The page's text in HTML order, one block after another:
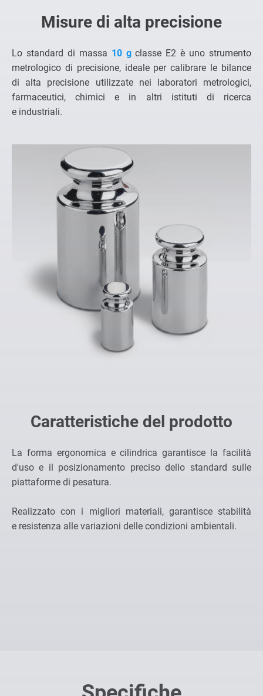
Misure di alta precisione
Lo standard di massa 10 gclasse E2 è uno strumento
metrologico di precisione, ideale per calibrare le bilance
di alta precisione utilizzate nei laboratori metrologici,
farmaceutici, chimici e in altri istituti di ricerca
e industriali.
Caratteristiche del prodotto
La forma ergonomica e cilindrica garantisce la facilità
d'uso e il posizionamento preciso dello standard sulle
piattaforme di pesatura.
Realizzato con i migliori materiali, garantisce stabilità
e resistenza alle variazioni delle condizioni ambientali.